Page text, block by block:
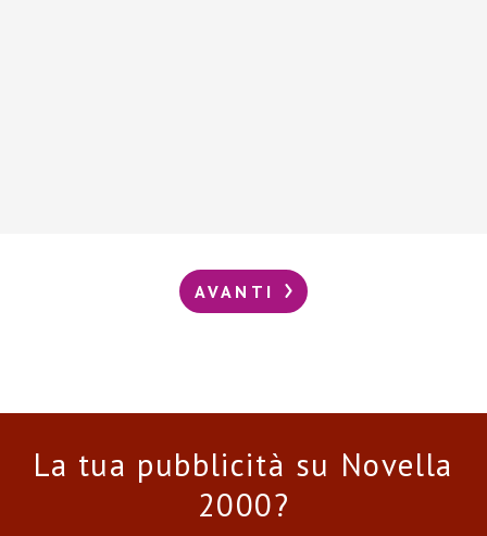
AVANTI
La tua pubblicità su Novella
2000?